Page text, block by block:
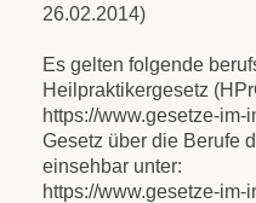
26.02.2014)
Es gelten folgende
Heilpraktikergesetz
https://www.gesetze-im-
Gesetz über die Berufe
einsehbar unter:
https://www.gesetze-im-